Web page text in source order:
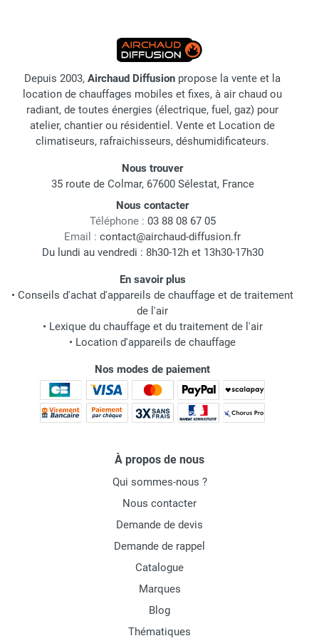
Depuis 2003, Airchaud Diffusion propose la vente et la
location de chauffages mobiles et fixes, à air chaud ou
radiant, de toutes énergies (électrique, fuel, gaz) pour
atelier, chantier ou résidentiel. Vente et Location de
climatiseurs, rafraichisseurs, déshumidificateurs.
Nous trouver
35 route de Colmar, 67600 Sélestat, France
Nous contacter
Téléphone : 03 88 08 67 05
Email : contact@airchaud-diffusion.fr
Du lundi au vendredi : 8h30-12h et 13h30-17h30
En savoir plus
• Conseils d'achat d'appareils de chauffage et de traitement
de l'air
• Lexique du chauffage et du traitement de l'air
• Location d'appareils de chauffage
Nos modes de paiement
À propos de nous
Qui sommes-nous ?
Nous contacter
Demande de devis
Demande de rappel
Catalogue
Marques
Blog
Thématiques